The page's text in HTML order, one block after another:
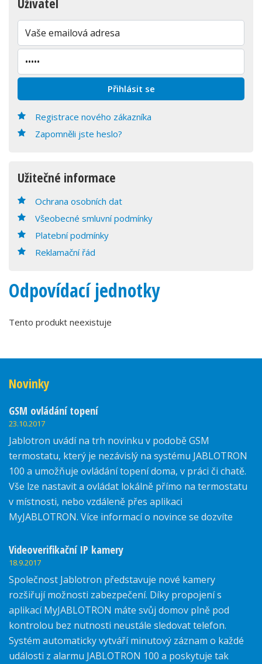
Registrace nového zákazníka
Zapomněli jste heslo?
Užitečné informace
Ochrana osobních dat
Všeobecné smluvní podmínky
Platební podmínky
Reklamační řád
Odpovídací jednotky
Tento produkt neexistuje
Novinky
GSM ovládání topení
23.10.2017
Jablotron uvádí na trh novinku v podobě GSM
termostatu, který je nezávislý na systému JABLOTRON
100 a umožňuje ovládání topení doma, v práci či chatě.
Vše lze nastavit a ovládat lokálně přímo na termostatu
v místnosti, nebo vzdáleně přes aplikaci
MyJABLOTRON. Více informací o novince se dozvíte
Videoverifikační IP kamery
18.9.2017
Společnost Jablotron představuje nové kamery
rozšiřují možnosti zabezpečení. Díky propojení s
aplikací MyJABLOTRON máte svůj domov plně pod
kontrolou bez nutnosti neustále sledovat telefon.
Systém automaticky vytváří minutový záznam o každé
události z alarmu JABLOTRON 100 a poskytuje tak